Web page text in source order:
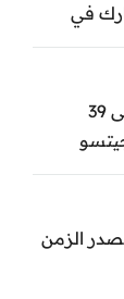
في
منتخب الإمارات يرفع رصيده إلى 39
الفورمولا1" يتصدر الزمن